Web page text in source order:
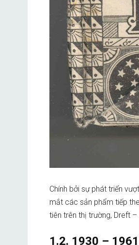
Chính bởi sự phát triển
mắt các sản phẩm tiếp
tiên trên thị trường, Dreft
1.2. 1930 –